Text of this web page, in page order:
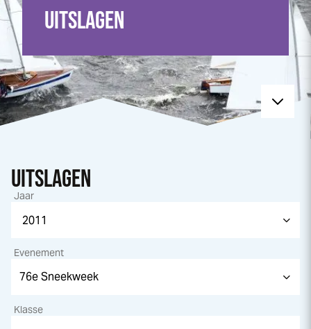
UITSLAGEN
UITSLAGEN
Jaar
Evenement
Klasse